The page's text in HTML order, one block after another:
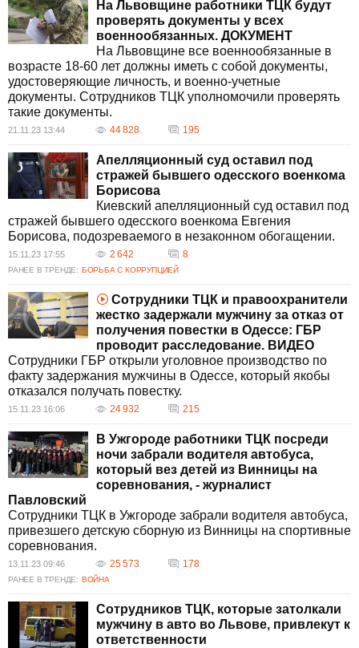
На Львовщине работники ТЦК будут
проверять документы у всех
военнообязанных. ДОКУМЕНТ
На Львовщине все военнообязанные в
возрасте 18-60 лет должны иметь с собой документы,
удостоверяющие личность, и военно-учетные
документы. Сотрудников ТЦК уполномочили проверять
такие документы.
21.11.23 13:44 44 828 195
Апелляционный суд оставил под
стражей бывшего одесского военкома
Борисова
Киевский апелляционный суд оставил под
стражей бывшего одесского военкома Евгения
Борисова, подозреваемого в незаконном обогащении.
15.11.23 17:55 2 642 8
РАНЕЕ В ТРЕНДЕ: БОРЬБА С КОРРУПЦИЕЙ
Сотрудники ТЦК и правоохранители
жестко задержали мужчину за отказ от
получения повестки в Одессе: ГБР
проводит расследование. ВИДЕО
Сотрудники ГБР открыли уголовное производство по
факту задержания мужчины в Одессе, который якобы
отказался получать повестку.
15.11.23 16:06 24 932 215
В Ужгороде работники ТЦК посреди
ночи забрали водителя автобуса,
который вез детей из Винницы на
соревнования, - журналист
Павловский
Сотрудники ТЦК в Ужгороде забрали водителя автобуса,
привезшего детскую сборную из Винницы на спортивные
соревнования.
13.11.23 09:46 25 573 178
РАНЕЕ В ТРЕНДЕ: ВОЙНА
Сотрудников ТЦК, которые затолкали
мужчину в авто во Львове, привлекут к
ответственности